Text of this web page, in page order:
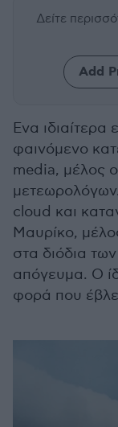
Δείτε
Add
Ενα
φαινόμενο
media, μέλος
cloud και
Μαυρίκο,
στα διόδια
απόγευμα. Ο
φορά που